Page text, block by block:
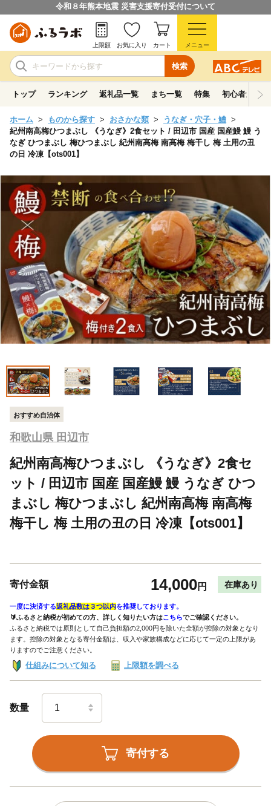
令和８年熊本地震 災害支援寄付受付について
検索
上限額 お気に入り カート メニュー
トップ ランキング 返礼品一覧 まち一覧 特集 初心者ガイド
ホーム ものから探す おさかな類
うなぎ・穴子・鱧
紀州南高梅ひつまぶし 《うなぎ》2食セット / 田辺市 国産 国産鰻 鰻 う
なぎ ひつまぶし 梅ひつまぶし 紀州南高梅 南高梅 梅干し 梅 土用の丑
の日 冷凍【ots001】
おすすめ自治体
和歌山県 田辺市
紀州南高梅ひつまぶし 《うなぎ》2食セ
ット / 田辺市 国産 国産鰻 鰻 うなぎ ひつ
まぶし 梅ひつまぶし 紀州南高梅 南高梅
梅干し 梅 土用の丑の日 冷凍【ots001】
寄付金額 14,000円 在庫あり
一度に決済する返礼品数は３つ以内を推奨しております。
🔰ふるさと納税が初めての方、詳しく知りたい方はこちらでご確認ください。
ふるさと納税では原則として自己負担額の2,000円を除いた全額が控除の対象となり
ます。控除の対象となる寄付金額は、収入や家族構成などに応じて一定の上限があ
りますのでご注意ください。
仕組みについて知る 上限額を調べる
数量
寄付する